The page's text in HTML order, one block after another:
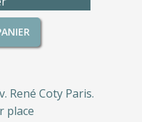
René Coty Paris.
place